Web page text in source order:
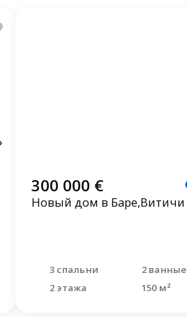
300 000 €
Новый дом в Баре,Витичи
3 спальни
2 ванные
2 этажа
150 м²